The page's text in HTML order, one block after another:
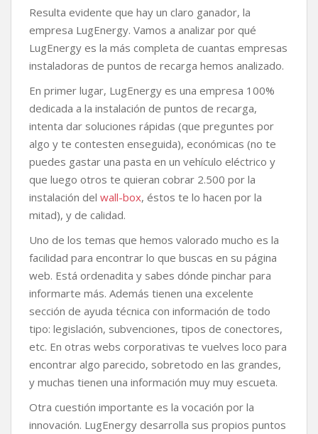
Resulta evidente que hay un claro ganador, la
empresa LugEnergy. Vamos a analizar por qué
LugEnergy es la más completa de cuantas empresas
instaladoras de puntos de recarga hemos analizado.
En primer lugar, LugEnergy es una empresa 100%
dedicada a la instalación de puntos de recarga,
intenta dar soluciones rápidas (que preguntes por
algo y te contesten enseguida), económicas (no te
puedes gastar una pasta en un vehículo eléctrico y
que luego otros te quieran cobrar 2.500 por la
instalación del wall-box, éstos te lo hacen por la
mitad), y de calidad.
Uno de los temas que hemos valorado mucho es la
facilidad para encontrar lo que buscas en su página
web. Está ordenadita y sabes dónde pinchar para
informarte más. Además tienen una excelente
sección de ayuda técnica con información de todo
tipo: legislación, subvenciones, tipos de conectores,
etc. En otras webs corporativas te vuelves loco para
encontrar algo parecido, sobretodo en las grandes,
y muchas tienen una información muy muy escueta.
Otra cuestión importante es la vocación por la
innovación. LugEnergy desarrolla sus propios puntos